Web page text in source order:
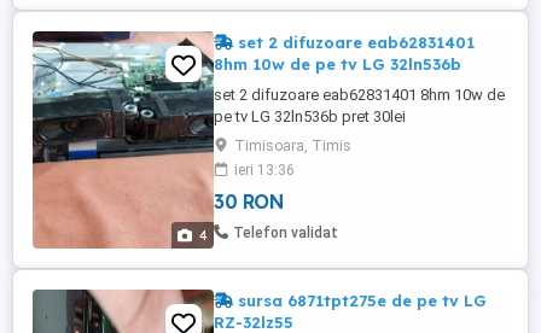
4
set 2 difuzoare eab62831401
8hm 10w de pe tv LG 32ln536b
set 2 difuzoare eab62831401 8hm 10w de
pe tv LG 32ln536b pret 30lei
Timisoara, Timis
ieri 13:36
30 RON
Telefon validat
sursa 6871tpt275e de pe tv LG
RZ-32lz55